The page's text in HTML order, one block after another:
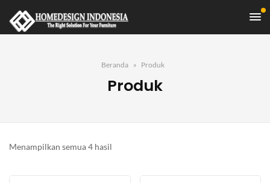
Beranda Produk
Produk
Menampilkan semua 4 hasil
yang